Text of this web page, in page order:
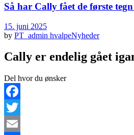
Så har Cally fået de første
15. juni 2025
by PT_admin hvalpeNyheder
Cally er endelig gået
Del hvor du ønsker
Facebook
Twitter